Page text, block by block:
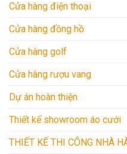
Cửa hàng điện thoại
Cửa hàng đồng hồ
Cửa hàng golf
Cửa hàng rượu vang
Dự án hoàn thiện
Thiết kế showroom áo cưới
THIẾT KẾ THI CÔNG NHÀ